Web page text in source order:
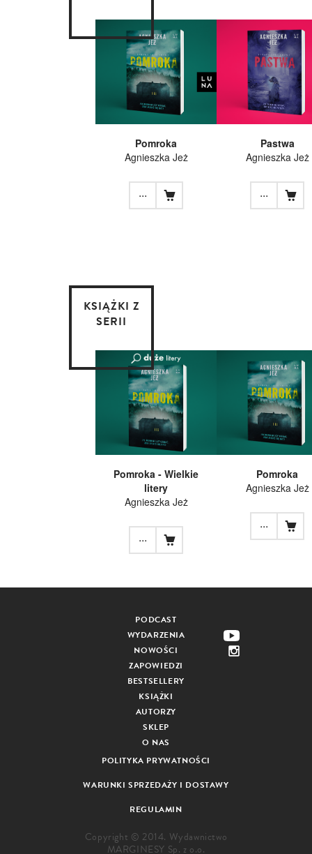
Pomroka
Agnieszka Jeż
...
Pastwa
Agnieszka Jeż
...
KSIĄŻKI Z
SERII
Pomroka - Wielkie
litery
Agnieszka Jeż
...
Pomroka
Agnieszka Jeż
...
PODCAST
WYDARZENIA
NOWOŚCI
ZAPOWIEDZI
BESTSELLERY
KSIĄŻKI
AUTORZY
SKLEP
O NAS
POLITYKA PRYWATNOŚCI
WARUNKI SPRZEDAŻY I DOSTAWY
REGULAMIN
Copyright © 2014. Wydawnictwo
MARGINESY Sp. z o.o.